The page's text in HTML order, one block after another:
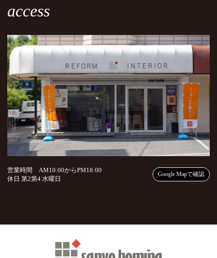
access
営業時間 AM10:00からPM18:00
休日 第2第4 水曜日
Google Mapで確認